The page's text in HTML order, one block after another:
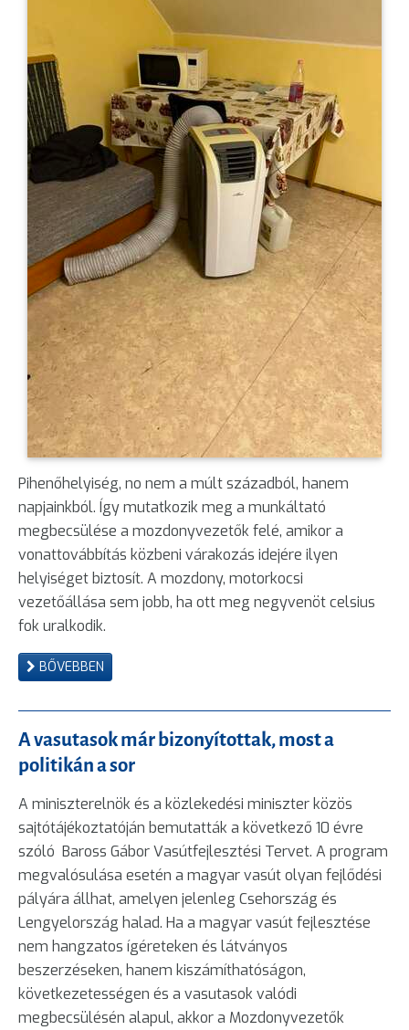
Pihenőhelyiség, no nem a múlt századból, hanem
napjainkból. Így mutatkozik meg a munkáltató
megbecsülése a mozdonyvezetők felé, amikor a
vonattovábbítás közbeni várakozás idejére ilyen
helyiséget biztosít. A mozdony, motorkocsi
vezetőállása sem jobb, ha ott meg negyvenöt celsius
fok uralkodik.
BŐVEBBEN
A vasutasok már bizonyítottak, most a
politikán a sor
A miniszterelnök és a közlekedési miniszter közös
sajtótájékoztatóján bemutatták a következő 10 évre
szóló Baross Gábor Vasútfejlesztési Tervet. A program
megvalósulása esetén a magyar vasút olyan fejlődési
pályára állhat, amelyen jelenleg Csehország és
Lengyelország halad. Ha a magyar vasút fejlesztése
nem hangzatos ígéreteken és látványos
beszerzéseken, hanem kiszámíthatóságon,
következetességen és a vasutasok valódi
megbecsülésén alapul, akkor a Mozdonyvezetők